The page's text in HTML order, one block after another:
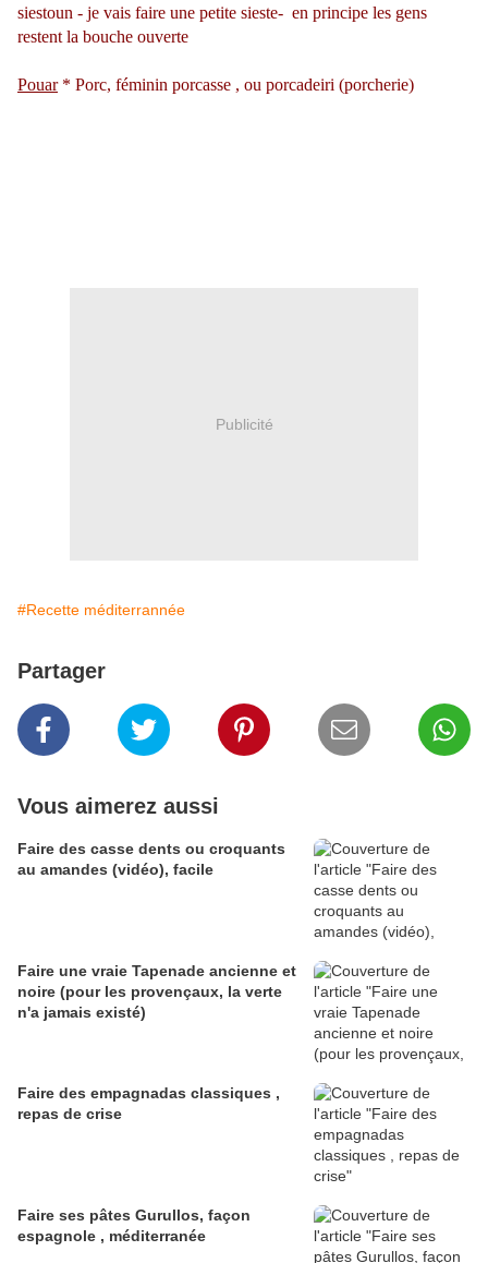
siestoun - je vais faire une petite sieste- en principe les gens
restent la bouche ouverte
Pouar* Porc, féminin porcasse , ou porcadeiri (porcherie)
Publicité
#Recette méditerrannée
Partager
Vous aimerez aussi
Faire des casse dents ou croquants
au amandes (vidéo), facile
Faire une vraie Tapenade ancienne et
noire (pour les provençaux, la verte
n'a jamais existé)
Faire des empagnadas classiques ,
repas de crise
Faire ses pâtes Gurullos, façon
espagnole , méditerranée